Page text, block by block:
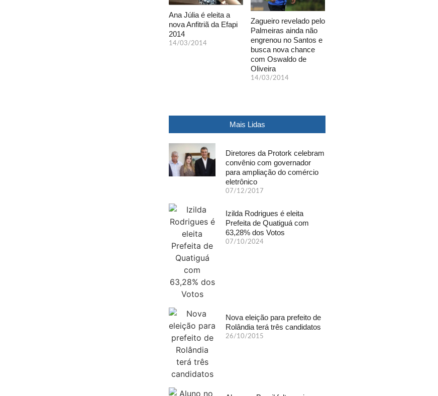
Ana Júlia é eleita a
nova Anfitriã da Efapi
2014
14/03/2014
Zagueiro revelado pelo
Palmeiras ainda não
engrenou no Santos e
busca nova chance
com Oswaldo de
Oliveira
14/03/2014
Mais Lidas
Diretores da Protork celebram
convênio com governador
para ampliação do comércio
eletrônico
07/12/2017
Izilda Rodrigues é eleita
Prefeita de Quatiguá com
63,28% dos Votos
07/10/2024
Nova eleição para prefeito de
Rolândia terá três candidatos
26/10/2015